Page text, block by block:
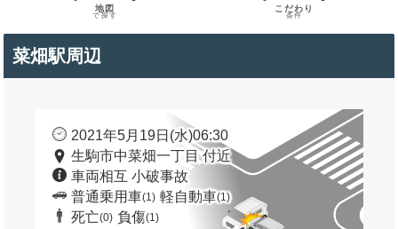
地図
で探す
こだわり
条件
菜畑駅周辺
2021年5月19日(水)06:30
生駒市中菜畑一丁目 付近
車両相互 小破事故
普通乗用車(1) 軽自動車(1)
死亡(0) 負傷(1)